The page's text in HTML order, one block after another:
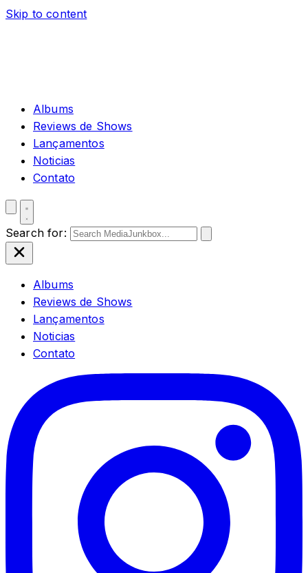
Skip to content
Albums
Reviews de Shows
Lançamentos
Noticias
Contato
Search for:
Albums
Reviews de Shows
Lançamentos
Noticias
Contato